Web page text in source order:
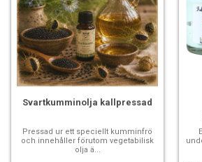
Svartkumminolja kallpressad
Pressad ur ett speciellt kumminfrö
och innehåller förutom vegetabilisk
olja ä...